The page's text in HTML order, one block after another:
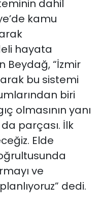
dahil
kamu
hayata
Beydağ, “İzmir
bu sistemi
biri
olmasının yanı
parçası. İlk
Elde
ve
dedi.